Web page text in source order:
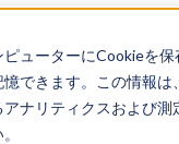
ューターにCookieを
できます。この情報
ナリティクスおよび